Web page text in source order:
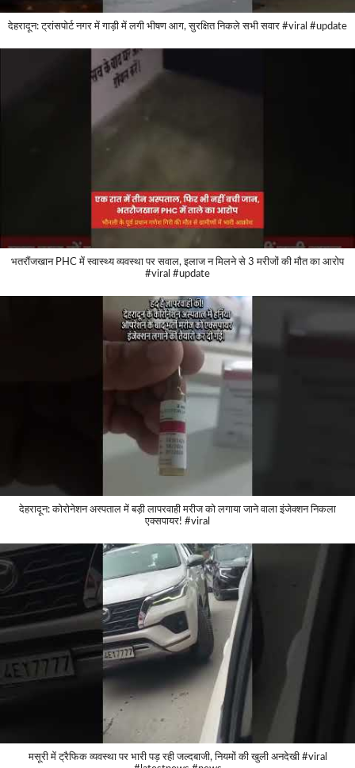
देहरादून: ट्रांसपोर्ट नगर में गाड़ी में लगी भीषण आग, सुरक्षित निकले सभी सवार #viral #update
भतरौंजखान PHC में स्वास्थ्य व्यवस्था पर सवाल, इलाज न मिलने से 3 मरीजों की मौत का आरोप
#viral #update
देहरादून: कोरोनेशन अस्पताल में बड़ी लापरवाही मरीज को लगाया जाने वाला इंजेक्शन निकला
एक्सपायर! #viral
मसूरी में ट्रैफिक व्यवस्था पर भारी पड़ रही जल्दबाजी, नियमों की खुली अनदेखी #viral